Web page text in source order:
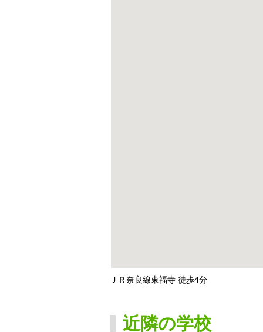
ＪＲ奈良線東福寺 徒歩4分
近隣の学校